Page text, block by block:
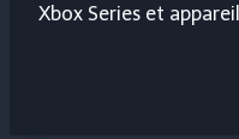
Xbox Series et